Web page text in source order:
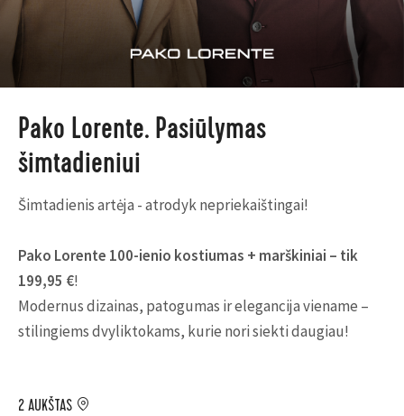
Pako Lorente. Pasiūlymas
šimtadieniui
Šimtadienis artėja - atrodyk nepriekaištingai!
Pako Lorente 100-ienio kostiumas + marškiniai – tik
199,95 €!
Modernus dizainas, patogumas ir elegancija viename –
stilingiems dvyliktokams, kurie nori siekti daugiau!
2 AUKŠTAS